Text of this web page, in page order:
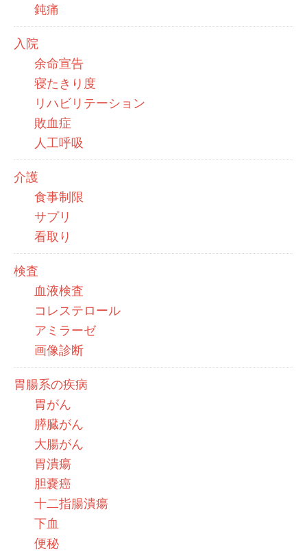
鈍痛
入院
余命宣告
寝たきり度
リハビリテーション
敗血症
人工呼吸
介護
食事制限
サプリ
看取り
検査
血液検査
コレステロール
アミラーゼ
画像診断
胃腸系の疾病
胃がん
膵臓がん
大腸がん
胃潰瘍
胆嚢癌
十二指腸潰瘍
下血
便秘